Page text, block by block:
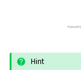
Hint